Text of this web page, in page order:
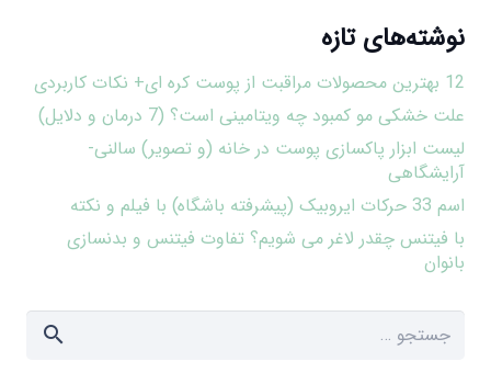
نوشته‌های تازه
12 بهترین محصولات مراقبت از پوست کره ای+ نکات کاربردی
علت خشکی مو کمبود چه ویتامینی است؟ (7 درمان و دلایل)
لیست ابزار پاکسازی پوست در خانه (و تصویر) سالنی-
آرایشگاهی
اسم 33 حرکات ایروبیک (پیشرفته باشگاه) با فیلم و نکته
با فیتنس چقدر لاغر می شویم؟ تفاوت فیتنس و بدنسازی
بانوان
جستجو